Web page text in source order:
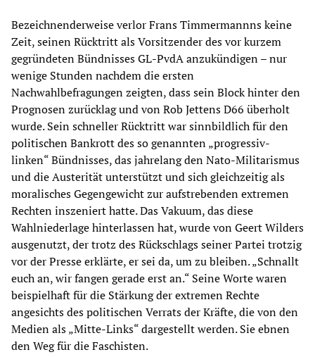
Bezeichnenderweise verlor Frans Timmermannns keine
Zeit, seinen Rücktritt als Vorsitzender des vor kurzem
gegründeten Bündnisses GL-PvdA anzukündigen – nur
wenige Stunden nachdem die ersten
Nachwahlbefragungen zeigten, dass sein Block hinter den
Prognosen zurücklag und von Rob Jettens D66 überholt
wurde. Sein schneller Rücktritt war sinnbildlich für den
politischen Bankrott des so genannten „progressiv-
linken“ Bündnisses, das jahrelang den Nato-Militarismus
und die Austerität unterstützt und sich gleichzeitig als
moralisches Gegengewicht zur aufstrebenden extremen
Rechten inszeniert hatte. Das Vakuum, das diese
Wahlniederlage hinterlassen hat, wurde von Geert Wilders
ausgenutzt, der trotz des Rückschlags seiner Partei trotzig
vor der Presse erklärte, er sei da, um zu bleiben. „Schnallt
euch an, wir fangen gerade erst an.“ Seine Worte waren
beispielhaft für die Stärkung der extremen Rechte
angesichts des politischen Verrats der Kräfte, die von den
Medien als „Mitte-Links“ dargestellt werden. Sie ebnen
den Weg für die Faschisten.